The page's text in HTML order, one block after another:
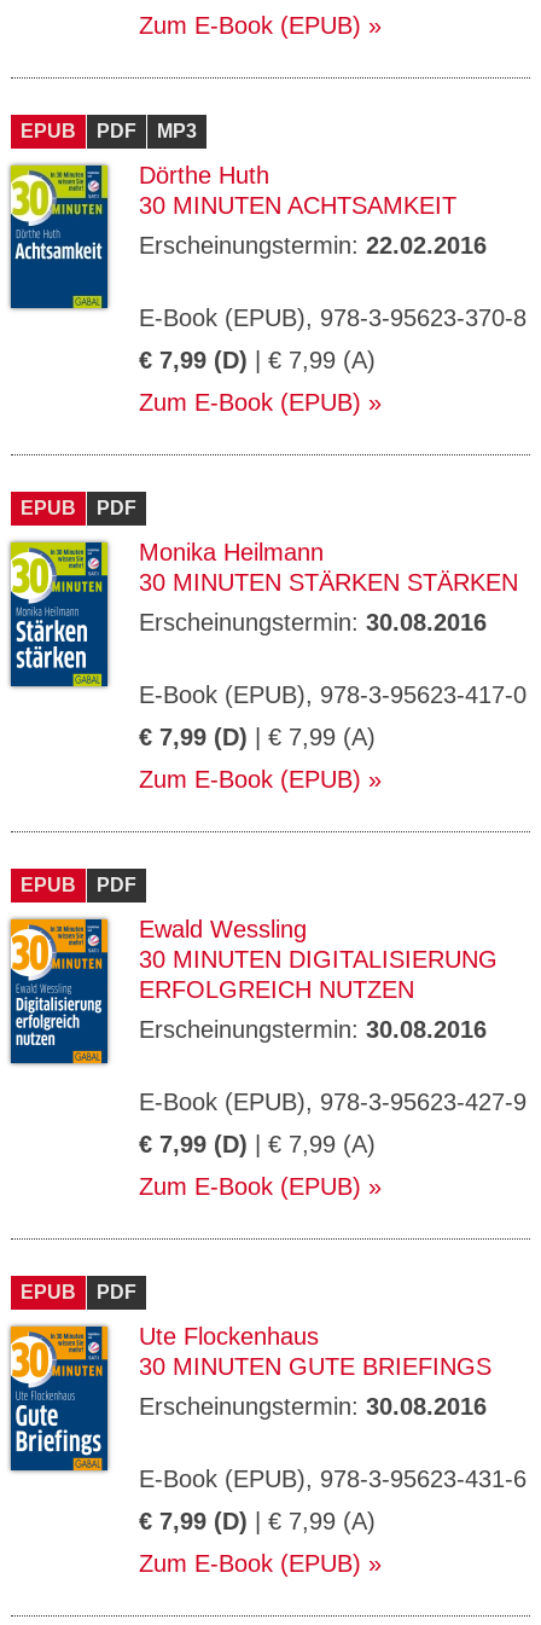
Zum E-Book (EPUB)
EPUB PDF MP3
Dörthe Huth
30 MINUTEN ACHTSAMKEIT
Erscheinungstermin: 22.02.2016
E-Book (EPUB), 978-3-95623-370-8
€ 7,99 (D) | € 7,99 (A)
Zum E-Book (EPUB)
EPUB PDF
Monika Heilmann
30 MINUTEN STÄRKEN STÄRKEN
Erscheinungstermin: 30.08.2016
E-Book (EPUB), 978-3-95623-417-0
€ 7,99 (D) | € 7,99 (A)
Zum E-Book (EPUB)
EPUB PDF
Ewald Wessling
30 MINUTEN DIGITALISIERUNG
ERFOLGREICH NUTZEN
Erscheinungstermin: 30.08.2016
E-Book (EPUB), 978-3-95623-427-9
€ 7,99 (D) | € 7,99 (A)
Zum E-Book (EPUB)
EPUB PDF
Ute Flockenhaus
30 MINUTEN GUTE BRIEFINGS
Erscheinungstermin: 30.08.2016
E-Book (EPUB), 978-3-95623-431-6
€ 7,99 (D) | € 7,99 (A)
Zum E-Book (EPUB)